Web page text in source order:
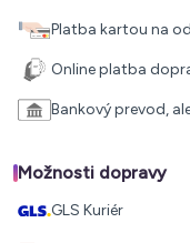
Platba kartou na
Online platba
Bankový prevod,
Možnosti dopravy
GLS Kuriér